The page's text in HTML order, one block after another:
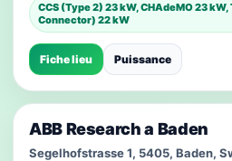
CCS (Type 2) 23 kW, CHAdeMO 23
Connector) 22 kW
Fiche lieu Puissance
ABB Research a Baden
Segelhofstrasse 1, 5405, Baden,